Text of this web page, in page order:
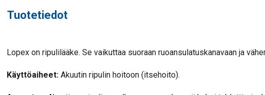
Tuotetiedot
Lopex on ripulilääke. Se vaikuttaa suoraan ruoansulatuskanavaan ja
Käyttöaiheet: Akuutin ripulin hoitoon (itsehoito).